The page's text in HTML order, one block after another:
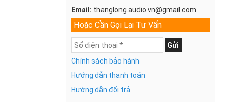
Email: thanglong.audio.vn@gmail.com
Hoặc Cần Gọi Lại Tư Vấn
Gửi
Chính sách bảo hành
Hướng dẫn thanh toán
Hướng dẫn đổi trả